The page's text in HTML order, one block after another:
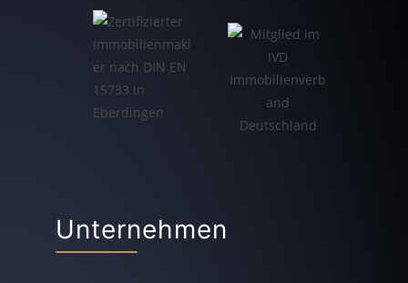
Unternehmen